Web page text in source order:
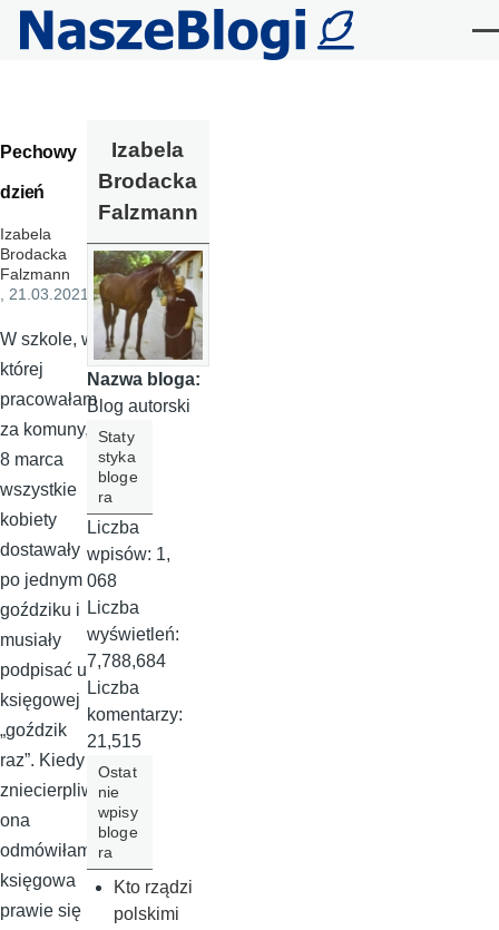
Przejdź do treści
Pechowy
dzień
Izabela
Brodacka
Falzmann
, 21.03.2021
W szkole, w
której
pracowałam
za komuny,
8 marca
wszystkie
kobiety
dostawały
po jednym
goździku i
musiały
podpisać u
księgowej
„goździk
raz”. Kiedy
zniecierpliwi
ona
odmówiłam
księgowa
prawie się
Izabela
Brodacka
Falzmann
Nazwa bloga:
Blog autorski
Staty
styka
bloge
ra
Liczba
wpisów: 1,
068
Liczba
wyświetleń:
7,788,684
Liczba
komentarzy:
21,515
Ostat
nie
wpisy
bloge
ra
Kto rządzi
polskimi